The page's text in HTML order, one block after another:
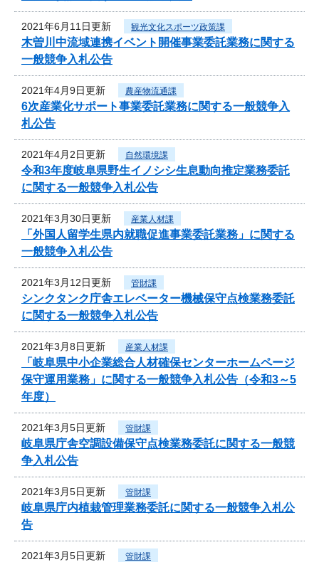
2021年6月11日更新 観光文化スポーツ政策課
木曽川中流域連携イベント開催事業委託業務に関する
一般競争入札公告
2021年4月9日更新 農産物流通課
6次産業化サポート事業委託業務に関する一般競争入
札公告
2021年4月2日更新 自然環境課
令和3年度岐阜県野生イノシシ生息動向推定業務委託
に関する一般競争入札公告
2021年3月30日更新 産業人材課
「外国人留学生県内就職促進事業委託業務」に関する
一般競争入札公告
2021年3月12日更新 管財課
シンクタンク庁舎エレベーター機械保守点検業務委託
に関する一般競争入札公告
2021年3月8日更新 産業人材課
「岐阜県中小企業総合人材確保センターホームページ
保守運用業務」に関する一般競争入札公告（令和3～5
年度）
2021年3月5日更新 管財課
岐阜県庁舎空調設備保守点検業務委託に関する一般競
争入札公告
2021年3月5日更新 管財課
岐阜県庁内植栽管理業務委託に関する一般競争入札公
告
2021年3月5日更新 管財課